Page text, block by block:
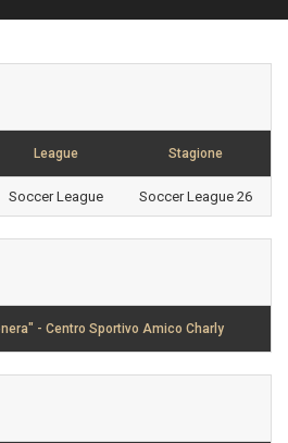
League Stagione
Soccer League Soccer League 26
- Centro Sportivo Amico Charly